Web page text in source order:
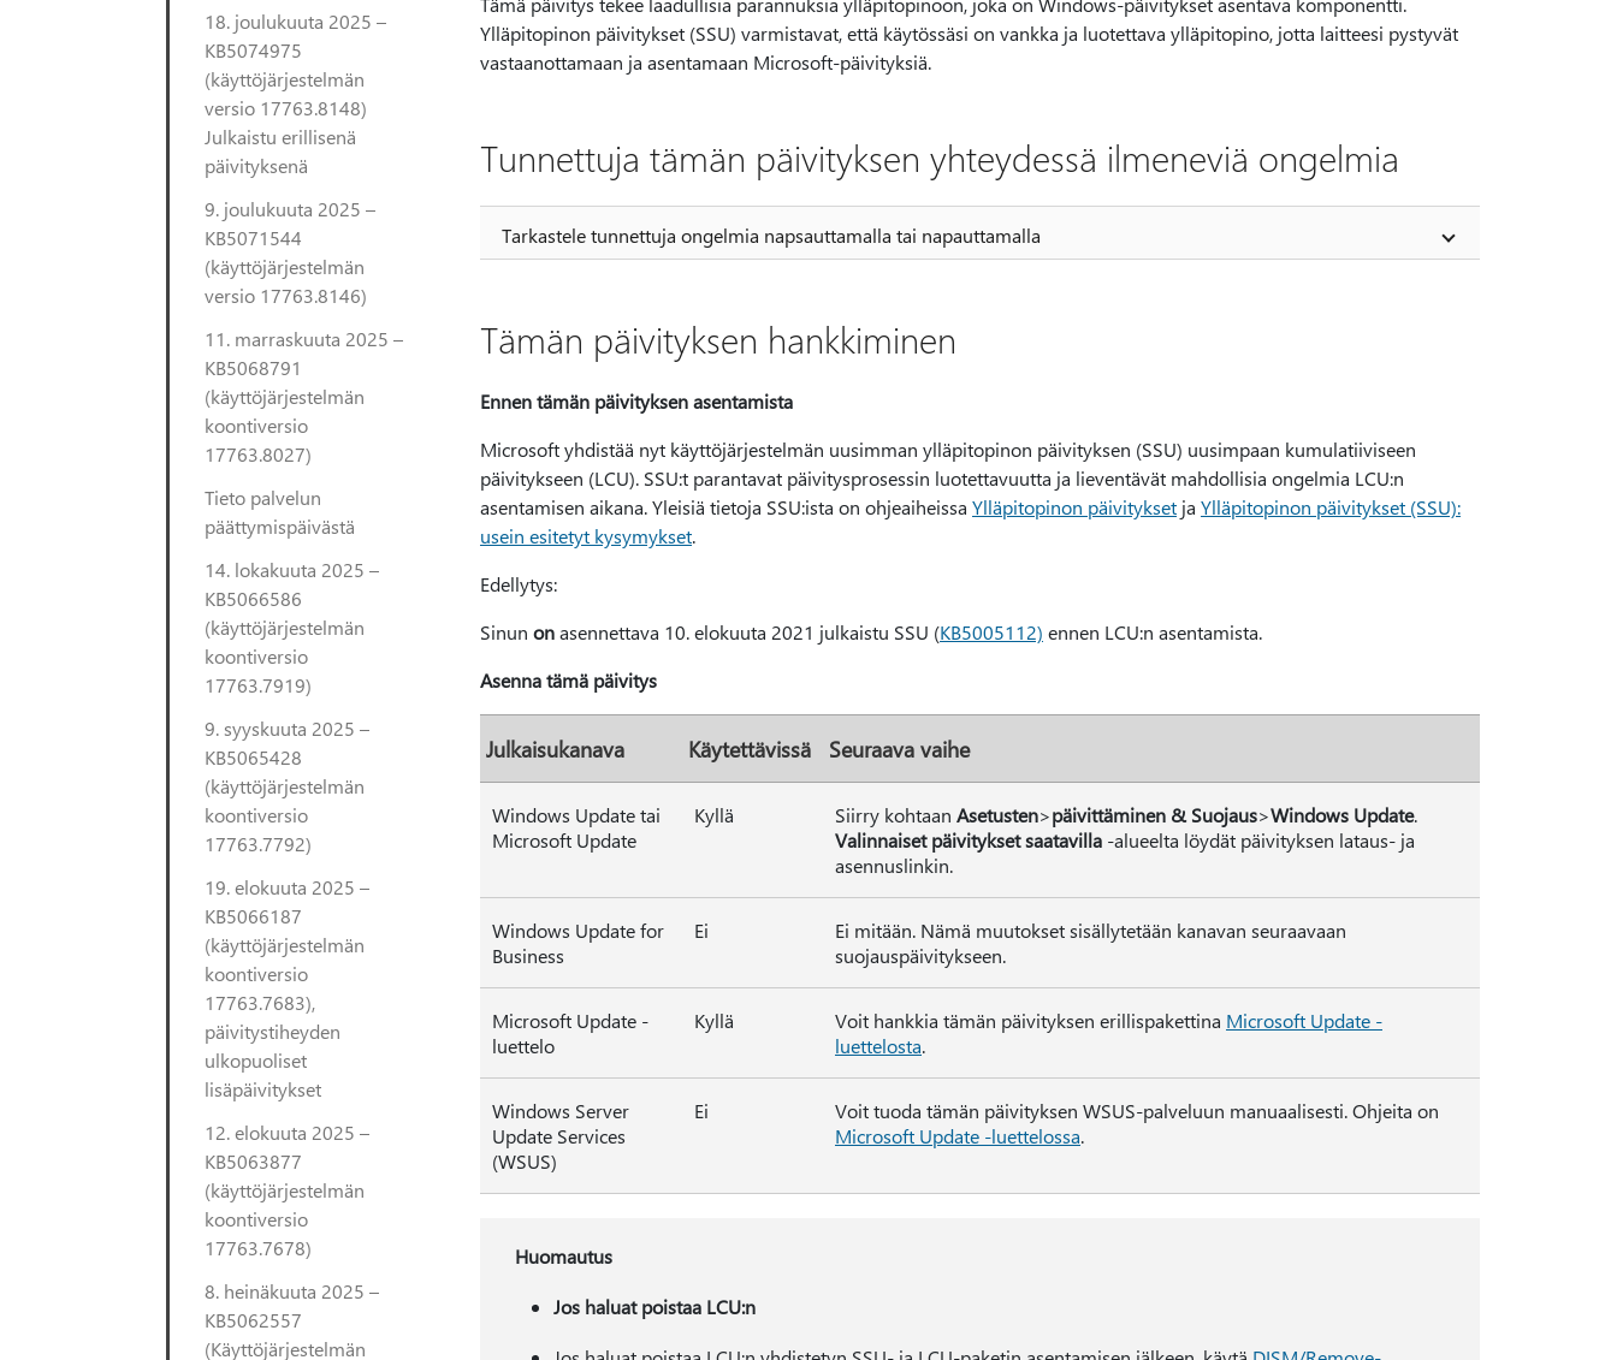
18. joulukuuta 2025 –
KB5074975
(käyttöjärjestelmän
versio 17763.8148)
Julkaistu erillisenä
päivityksenä
9. joulukuuta 2025 –
KB5071544
(käyttöjärjestelmän
versio 17763.8146)
11. marraskuuta 2025 –
KB5068791
(käyttöjärjestelmän
koontiversio
17763.8027)
Tieto palvelun
päättymispäivästä
14. lokakuuta 2025 –
KB5066586
(käyttöjärjestelmän
koontiversio
17763.7919)
9. syyskuuta 2025 –
KB5065428
(käyttöjärjestelmän
koontiversio
17763.7792)
19. elokuuta 2025 –
KB5066187
(käyttöjärjestelmän
koontiversio
17763.7683),
päivitystiheyden
ulkopuoliset
lisäpäivitykset
12. elokuuta 2025 –
KB5063877
(käyttöjärjestelmän
koontiversio
17763.7678)
8. heinäkuuta 2025 –
KB5062557
(Käyttöjärjestelmän
Ylläpitopinon päivitykset (SSU) varmistavat, että käytössäsi on vankka ja luotettava ylläpitopino, jotta laitteesi pystyvät
vastaanottamaan ja asentamaan Microsoft-päivityksiä.
Tunnettuja tämän päivityksen yhteydessä ilmeneviä ongelmia
Tarkastele tunnettuja ongelmia napsauttamalla tai napauttamalla
Tämän päivityksen hankkiminen
Ennen tämän päivityksen asentamista
Microsoft yhdistää nyt käyttöjärjestelmän uusimman ylläpitopinon päivityksen (SSU) uusimpaan kumulatiiviseen
päivitykseen (LCU). SSU:t parantavat päivitysprosessin luotettavuutta ja lieventävät mahdollisia ongelmia LCU:n
asentamisen aikana. Yleisiä tietoja SSU:ista on ohjeaiheissa Ylläpitopinon päivitykset ja Ylläpitopinon päivitykset (SSU):
usein esitetyt kysymykset.
Edellytys:
Sinun onasennettava 10. elokuuta 2021 julkaistu SSU (KB5005112) ennen LCU:n asentamista.
Asenna tämä päivitys
Julkaisukanava Käytettävissä Seuraava vaihe
Windows Update tai
Microsoft Update
Kyllä Siirry kohtaan Asetusten>päivittäminen & Suojaus>Windows Update.
Valinnaiset päivitykset saatavilla -alueelta löydät päivityksen lataus- ja
asennuslinkin.
Windows Update for
Business
Ei
Ei mitään. Nämä muutokset sisällytetään kanavan seuraavaan
suojauspäivitykseen.
Microsoft Update -
luettelo
Kyllä Voit hankkia tämän päivityksen erillispakettina Microsoft Update -
luettelosta.
Windows Server
Update Services
(WSUS)
Ei
Voit tuoda tämän päivityksen WSUS-palveluun manuaalisesti. Ohjeita on
Microsoft Update -luettelossa.
Huomautus
Jos haluat poistaa LCU:n